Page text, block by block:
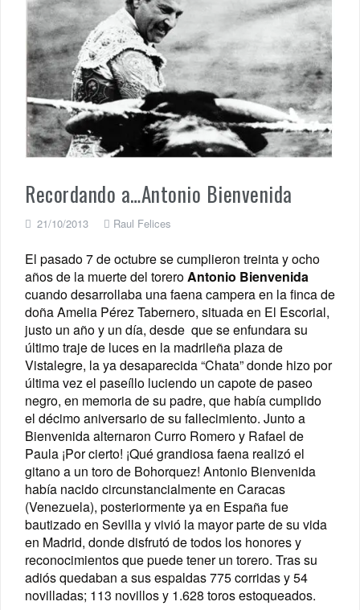
Recordando a…Antonio Bienvenida
21/10/2013 Raul Felices
El pasado 7 de octubre se cumplieron treinta y ocho
años de la muerte del toreroAntonio Bienvenida
cuando desarrollaba una faena campera en la finca de
doña Amelia Pérez Tabernero, situada en El Escorial,
justo un año y un día, desde que se enfundara su
último traje de luces en la madrileña plaza de
Vistalegre, la ya desaparecida “Chata” donde hizo por
última vez el paseíllo luciendo un capote de paseo
negro, en memoria de su padre, que había cumplido
el décimo aniversario de su fallecimiento. Junto a
Bienvenida alternaron Curro Romero y Rafael de
Paula ¡Por cierto! ¡Qué grandiosa faena realizó el
gitano a un toro de Bohorquez! Antonio Bienvenida
había nacido circunstancialmente en Caracas
(Venezuela), posteriormente ya en España fue
bautizado en Sevilla y vivió la mayor parte de su vida
en Madrid, donde disfrutó de todos los honores y
reconocimientos que puede tener un torero. Tras su
adiós quedaban a sus espaldas 775 corridas y 54
novilladas; 113 novillos y 1.628 toros estoqueados.